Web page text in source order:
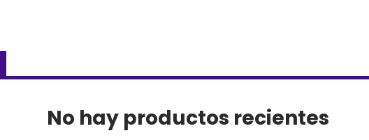
No hay productos recientes